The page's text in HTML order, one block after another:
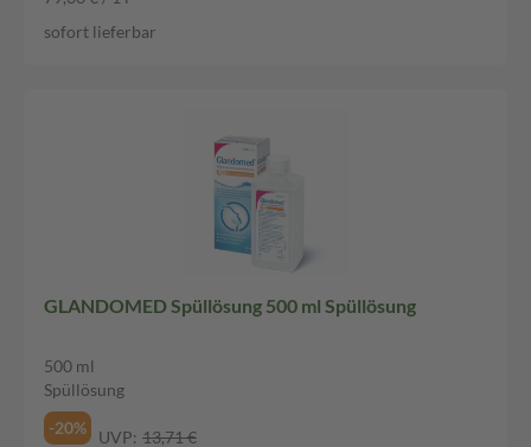
sofort lieferbar
GLANDOMED Spüllösung 500 ml Spüllösung
500 ml
Spüllösung
-20%
UVP: 13,71 €